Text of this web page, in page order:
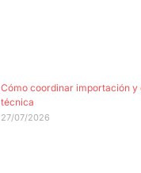
Cómo coordinar importación y
técnica
27/07/2026